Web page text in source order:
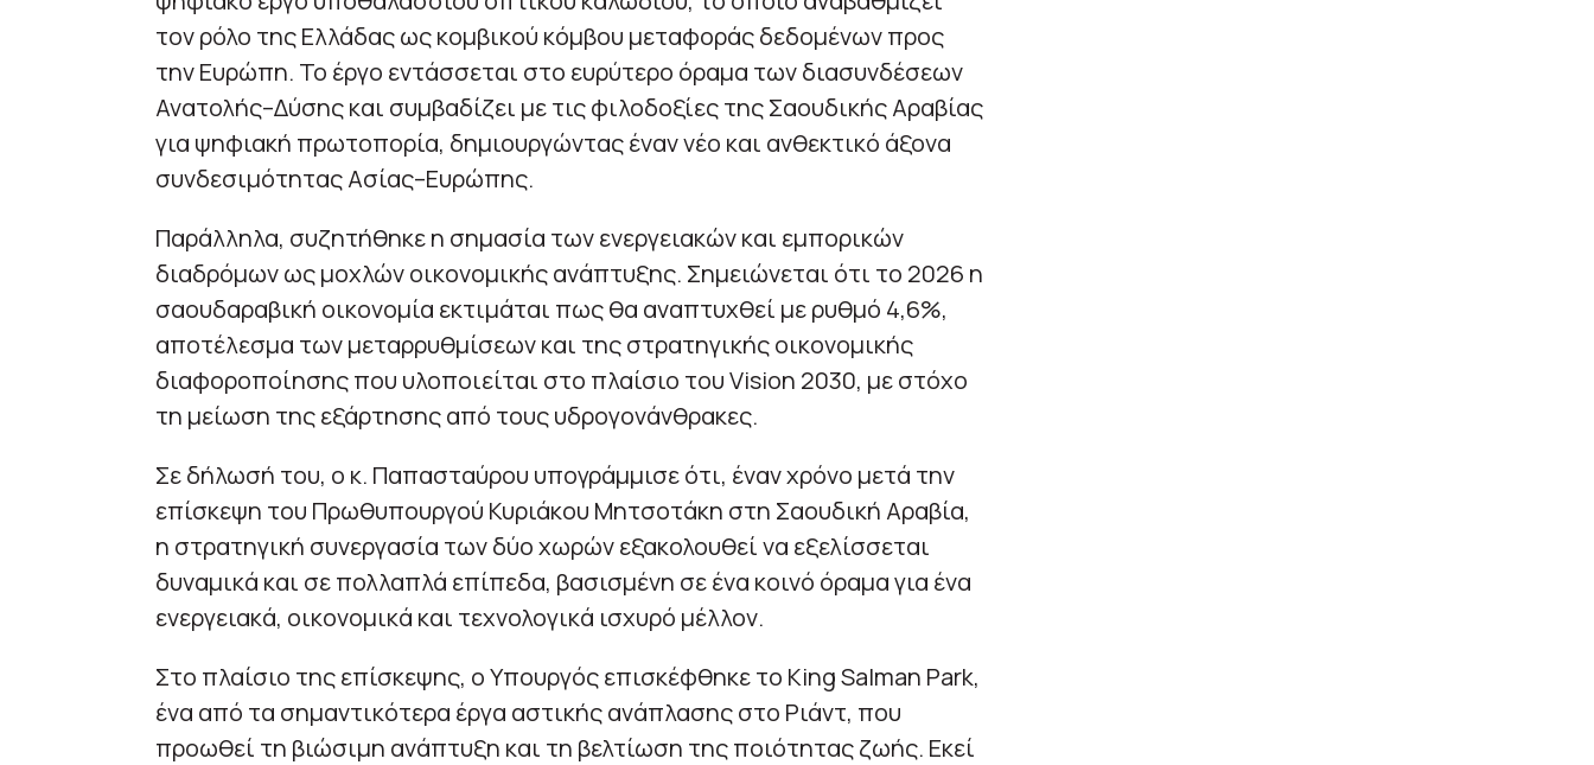
τον ρόλο της Ελλάδας ως κομβικού κόμβου μεταφοράς δεδομένων προς
την Ευρώπη. Το έργο εντάσσεται στο ευρύτερο όραμα των διασυνδέσεων
Ανατολής–Δύσης και συμβαδίζει με τις φιλοδοξίες της Σαουδικής Αραβίας
για ψηφιακή πρωτοπορία, δημιουργώντας έναν νέο και ανθεκτικό άξονα
συνδεσιμότητας Ασίας–Ευρώπης.
Παράλληλα, συζητήθηκε η σημασία των ενεργειακών και εμπορικών
διαδρόμων ως μοχλών οικονομικής ανάπτυξης. Σημειώνεται ότι το 2026 η
σαουδαραβική οικονομία εκτιμάται πως θα αναπτυχθεί με ρυθμό 4,6%,
αποτέλεσμα των μεταρρυθμίσεων και της στρατηγικής οικονομικής
διαφοροποίησης που υλοποιείται στο πλαίσιο του Vision 2030, με στόχο
τη μείωση της εξάρτησης από τους υδρογονάνθρακες.
Σε δήλωσή του, ο κ. Παπασταύρου υπογράμμισε ότι, έναν χρόνο μετά την
επίσκεψη του Πρωθυπουργού Κυριάκου Μητσοτάκη στη Σαουδική Αραβία,
η στρατηγική συνεργασία των δύο χωρών εξακολουθεί να εξελίσσεται
δυναμικά και σε πολλαπλά επίπεδα, βασισμένη σε ένα κοινό όραμα για ένα
ενεργειακά, οικονομικά και τεχνολογικά ισχυρό μέλλον.
Στο πλαίσιο της επίσκεψης, ο Υπουργός επισκέφθηκε το King Salman Park,
ένα από τα σημαντικότερα έργα αστικής ανάπλασης στο Ριάντ, που
προωθεί τη βιώσιμη ανάπτυξη και τη βελτίωση της ποιότητας ζωής. Εκεί